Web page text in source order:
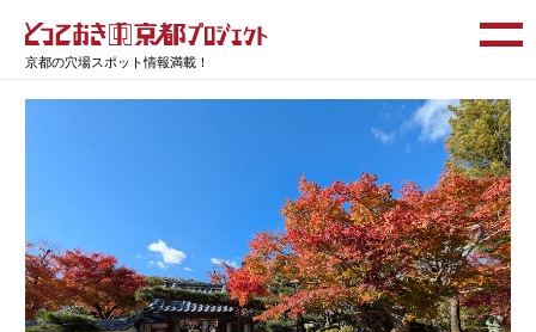
京都の穴場スポット情報満載！